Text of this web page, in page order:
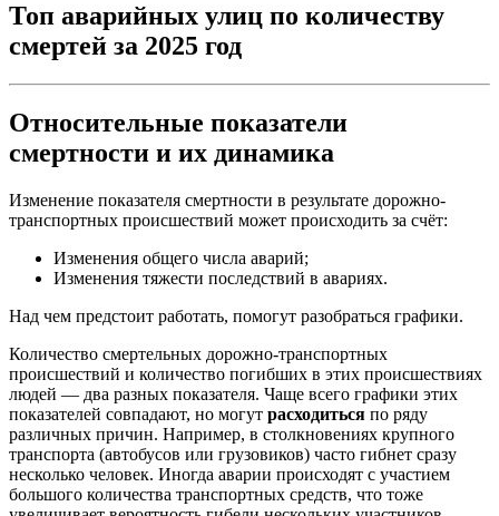
Топ аварийных улиц по количеству
смертей за 2025 год
Относительные показатели
смертности и их динамика
Изменение показателя смертности в результате дорожно-
транспортных происшествий может происходить за счёт:
Изменения общего числа аварий;
Изменения тяжести последствий в авариях.
Над чем предстоит работать, помогут разобраться графики.
Количество смертельных дорожно-транспортных
происшествий и количество погибших в этих происшествиях
людей — два разных показателя. Чаще всего графики этих
показателей совпадают, но могут расходиться по ряду
различных причин. Например, в столкновениях крупного
транспорта (автобусов или грузовиков) часто гибнет сразу
несколько человек. Иногда аварии происходят с участием
большого количества транспортных средств, что тоже